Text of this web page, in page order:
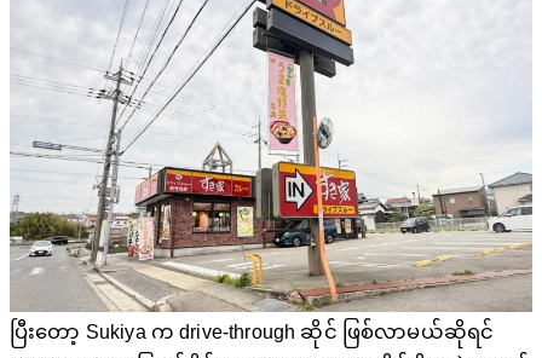
ပြီးတော့ Sukiya က drive-through ဆိုင် ဖြစ်လာမယ်ဆိုရင်